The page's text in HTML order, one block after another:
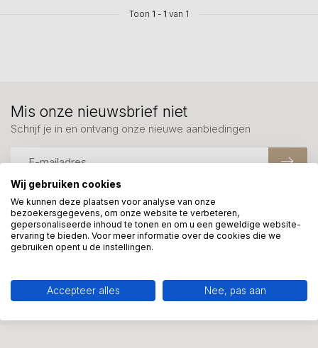
Toon 1 - 1 van 1
Meer informatie?
We helpen graag met uw keuze of geven advies, bel of app
ons 7 dagen per week: 06-23643267
Klantenservice
Mis onze nieuwsbrief niet
Schrijf je in en ontvang onze nieuwe aanbiedingen
Wij gebruiken cookies
We kunnen deze plaatsen voor analyse van onze
bezoekersgegevens, om onze website te verbeteren,
gepersonaliseerde inhoud te tonen en om u een geweldige website-
ervaring te bieden. Voor meer informatie over de cookies die we
gebruiken opent u de instellingen.
Accepteer alles Nee, pas aan